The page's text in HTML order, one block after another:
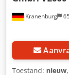
Kranenburg
Toestand: nieuw